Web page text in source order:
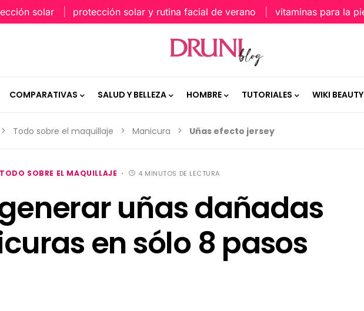
solar protección solar y rutina facial de verano vitaminas para la piel
COMPARATIVAS SALUD Y BELLEZA HOMBRE TUTORIALES WIKI BEAUTY
Todo sobre el maquillaje Manicura Uñas efecto jersey
TODO SOBRE EL MAQUILLAJE 4 MINUTOS DE LECTURA
uñas dañadas
en sólo 8 pasos